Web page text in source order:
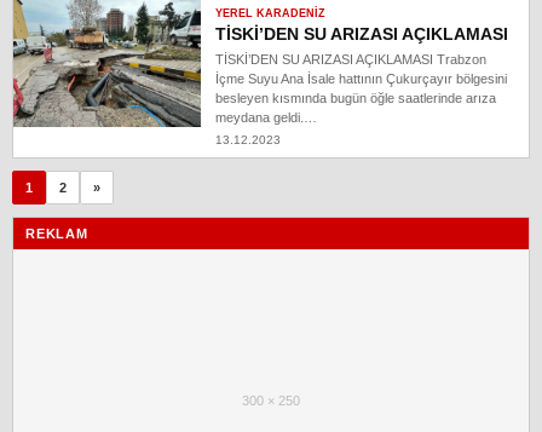
YEREL KARADENIZ
TİSKİ’DEN SU ARIZASI AÇIKLAMASI
TİSKİ’DEN SU ARIZASI AÇIKLAMASI Trabzon
İçme Suyu Ana İsale hattının Çukurçayır bölgesini
besleyen kısmında bugün öğle saatlerinde arıza
meydana geldi.…
13.12.2023
1 2 »
REKLAM
300 × 250